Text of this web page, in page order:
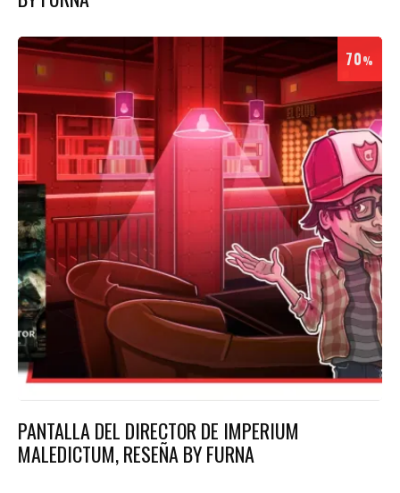
70%
PANTALLA DEL DIRECTOR DE IMPERIUM
MALEDICTUM, RESEÑA BY FURNA